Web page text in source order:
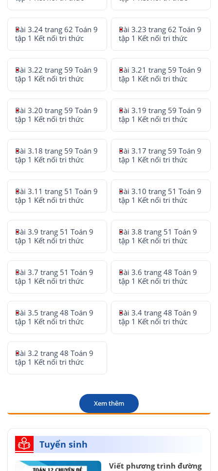
Bài 3.24 trang 62 Toán 9
tập 1 Kết nối tri thức
Bài 3.23 trang 62 Toán 9
tập 1 Kết nối tri thức
Bài 3.22 trang 59 Toán 9
tập 1 Kết nối tri thức
Bài 3.21 trang 59 Toán 9
tập 1 Kết nối tri thức
Bài 3.20 trang 59 Toán 9
tập 1 Kết nối tri thức
Bài 3.19 trang 59 Toán 9
tập 1 Kết nối tri thức
Bài 3.18 trang 59 Toán 9
tập 1 Kết nối tri thức
Bài 3.17 trang 59 Toán 9
tập 1 Kết nối tri thức
Bài 3.11 trang 51 Toán 9
tập 1 Kết nối tri thức
Bài 3.10 trang 51 Toán 9
tập 1 Kết nối tri thức
Bài 3.9 trang 51 Toán 9
tập 1 Kết nối tri thức
Bài 3.8 trang 51 Toán 9
tập 1 Kết nối tri thức
Bài 3.7 trang 51 Toán 9
tập 1 Kết nối tri thức
Bài 3.6 trang 48 Toán 9
tập 1 Kết nối tri thức
Bài 3.5 trang 48 Toán 9
tập 1 Kết nối tri thức
Bài 3.4 trang 48 Toán 9
tập 1 Kết nối tri thức
Bài 3.2 trang 48 Toán 9
tập 1 Kết nối tri thức
Xem thêm
Tuyển sinh
Viết phương trình đường